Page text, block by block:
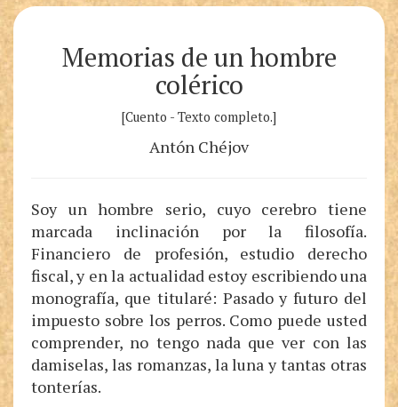
Memorias de un hombre
colérico
[Cuento - Texto completo.]
Antón Chéjov
Soy un hombre serio, cuyo cerebro tiene
marcada inclinación por la filosofía.
Financiero de profesión, estudio derecho
fiscal, y en la actualidad estoy escribiendo una
monografía, que titularé: Pasado y futuro del
impuesto sobre los perros. Como puede usted
comprender, no tengo nada que ver con las
damiselas, las romanzas, la luna y tantas otras
tonterías.